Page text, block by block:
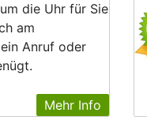
die Uhr für Sie
am
Anruf oder
Mehr Info